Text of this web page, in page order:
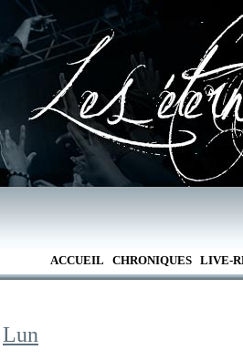
ACCUEIL CHRONIQUES LIVE-
Lun